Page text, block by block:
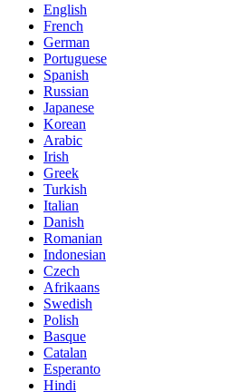
English
French
German
Portuguese
Spanish
Russian
Japanese
Korean
Arabic
Irish
Greek
Turkish
Italian
Danish
Romanian
Indonesian
Czech
Afrikaans
Swedish
Polish
Basque
Catalan
Esperanto
Hindi